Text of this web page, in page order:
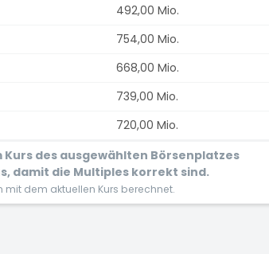
492,00 Mio.
754,00 Mio.
668,00 Mio.
739,00 Mio.
720,00 Mio.
Kurs des ausgewählten Börsenplatzes
damit die Multiples korrekt sind.
mit dem aktuellen Kurs berechnet.